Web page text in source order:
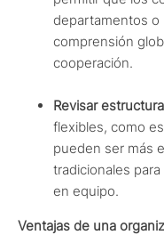
departamentos o
comprensión
cooperación.
Revisar
flexibles, como
pueden ser más
tradicionales
en equipo.
Ventajas de una